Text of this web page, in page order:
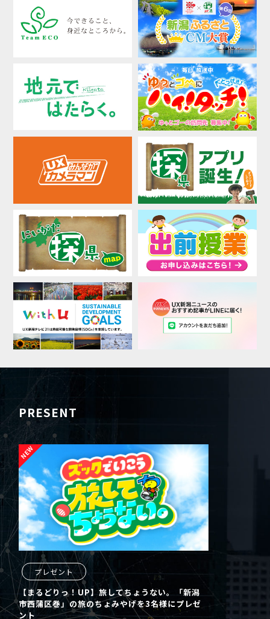
PRESENT
プレゼント
【まるどりっ！UP】旅してちょうない。「新潟
市西蒲区巻」の旅のちょみやげを3名様にプレゼ
ント